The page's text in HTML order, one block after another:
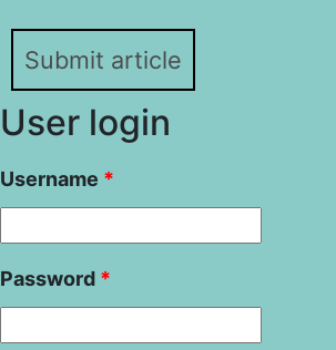
Submit article
User login
Username *
Password *